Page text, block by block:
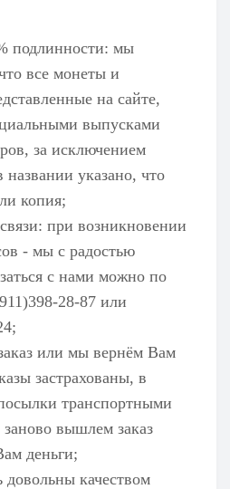
подлинности: мы
все монеты и
на сайте,
выпусками
за исключением
названии указано, что
копия;
при возникновении
- мы с радостью
с нами можно по
28-87 или
или мы вернём Вам
застрахованы, в
транспортными
вышлем заказ
деньги;
довольны качеством